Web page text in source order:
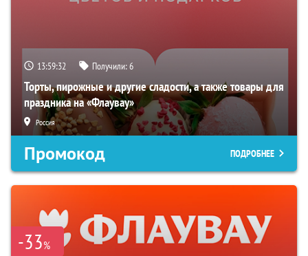
13:59:31 Получили:6
Торты, пирожные и другие сладости, а также товары для
праздника на «Флаувау»
Россия
Промокод ПОДРОБНЕЕ
-33%